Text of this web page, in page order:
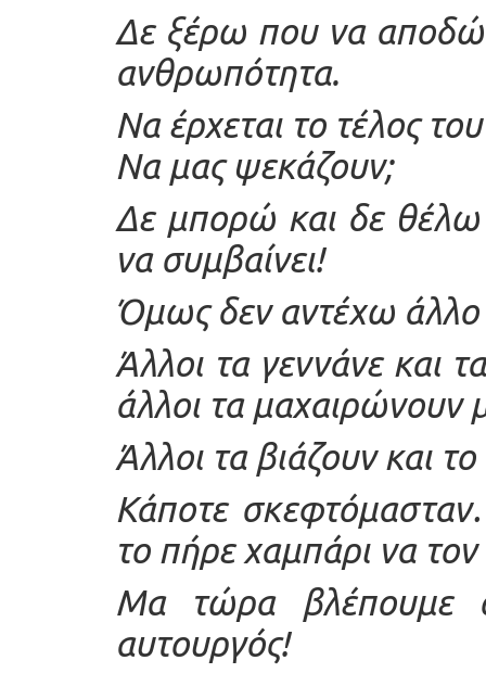
Δε ξέρω που να
ανθρωπότητα.
Να έρχεται το τέλος
Να μας ψεκάζουν;
Δε μπορώ και δε θέλω
να συμβαίνει!
Όμως δεν αντέχω άλλο
Άλλοι τα γεννάνε και
άλλοι τα μαχαιρώνουν
Άλλοι τα βιάζουν και
Κάποτε
το πήρε χαμπάρι να
Μα τώρα βλέπουμε
αυτουργός!